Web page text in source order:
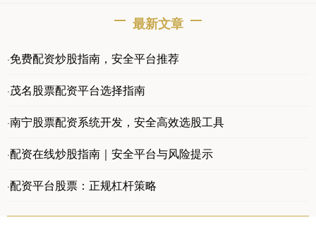
最新文章
·免费配资炒股指南，安全平台推荐
·茂名股票配资平台选择指南
·南宁股票配资系统开发，安全高效选股工具
·配资在线炒股指南｜安全平台与风险提示
·配资平台股票：正规杠杆策略